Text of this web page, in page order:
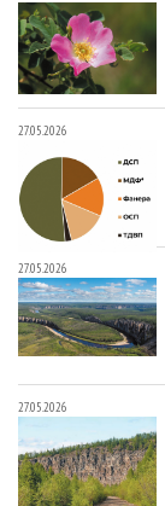
27.05.2026
27.05.2026
27.05.2026